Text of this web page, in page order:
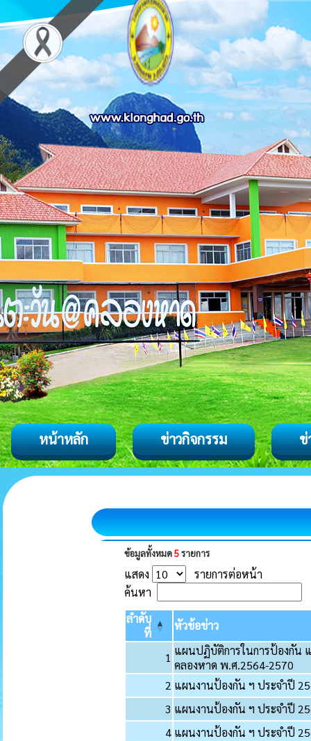
หน้าหลัก ข่าวกิจกรรม ข่
ข้อมูลทั้งหมด5รายการ
แสดง
รายการต่อหน้า
ค้นหา
ลำดับ
ที่
หัวข้อข่าว
1 แผนปฏิบัติการในการป้องกัน
คลองหาด พ.ศ.2564-2570
2 แผนงานป้องกัน ฯ ประจำปี
3 แผนงานป้องกัน ฯ ประจำปี
4 แผนงานป้องกัน ฯ ประจำปี